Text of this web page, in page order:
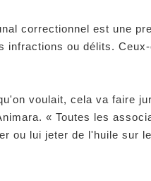
correctionnel est une
ou délits.
voulait, cela va faire
. « Toutes les
ou lui jeter de l'huile sur